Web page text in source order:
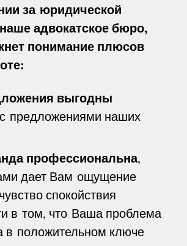
за юридической
адвокатское бюро,
понимание плюсов
выгодны
предложениями наших
профессиональна,
дает Вам ощущение
спокойствия
в том, что Ваша проблема
в положительном ключе